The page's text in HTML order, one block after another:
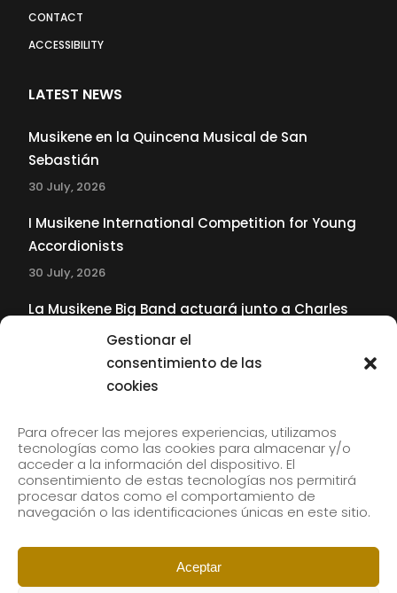
Gestionar el
consentimiento de las
cookies
Para ofrecer las mejores experiencias, utilizamos
tecnologías como las cookies para almacenar y/o
acceder a la información del dispositivo. El
consentimiento de estas tecnologías nos permitirá
procesar datos como el comportamiento de
navegación o las identificaciones únicas en este sitio.
Aceptar
CONTACT
ACCESSIBILITY
LATEST NEWS
Musikene en la Quincena Musical de San
Sebastián
30 July, 2026
I Musikene International Competition for Young
Accordionists
30 July, 2026
La Musikene Big Band actuará junto a Charles
Tolliver en el 61 Jazzaldia
Subscribe to our newsletter to receive our news by
email.